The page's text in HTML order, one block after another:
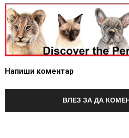
Напиши коментар
ВЛЕЗ ЗА ДА